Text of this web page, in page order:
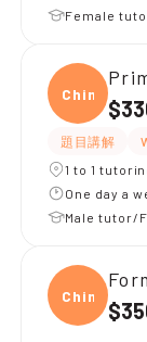
Female
Chine
題目講解
1 to 1
One day a
Male tutor/
Chine